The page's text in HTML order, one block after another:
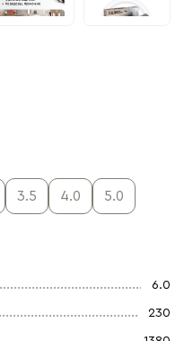
3.5 4.0 5.0
6.0
230